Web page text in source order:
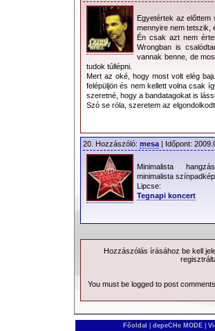
Egyetértek az előttem
mennyire nem tetszik,
Én csak azt nem
Wrongban is
vannak benne, de
tudok túllépni.
Mert az oké, hogy most volt elég
felépüljön és nem kellett volna csak
szeretné, hogy a bandatagokat is
Szó se róla, szeretem az
20. Hozzászóló: mesa | Időpont:
Minimalista
minimalista színpadkép.
Lipcse:
Tegnapi koncert
Hozzászólás írásához be kell
You must be logged to post
Főoldal depeCHe MODE